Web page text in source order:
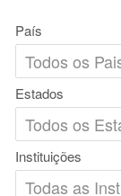
País
Estados
Instituições